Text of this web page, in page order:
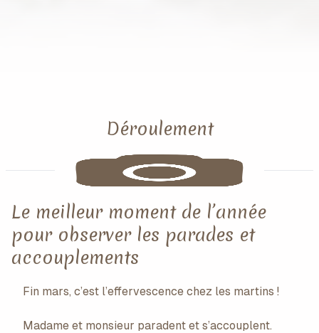
Déroulement
Le meilleur moment de l’année
pour observer les parades et
accouplements
Fin mars, c’est l’effervescence chez les martins !
Madame et monsieur paradent et s’accouplent.